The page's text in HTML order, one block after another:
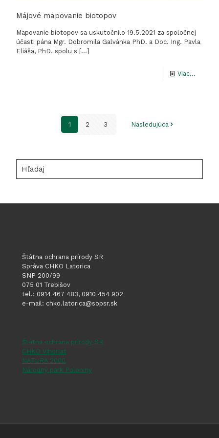
Májové mapovanie biotopov
Mapovanie biotopov sa uskutočnilo 19.5.2021 za spoločnej
účasti pána Mgr. Dobromila Galvánka PhD. a Doc. Ing. Pavla
Eliáša, PhD. spolu s […]
Viac...
1
2 3 Nasledujúca
Štátna ochrana prírody SR
Správa CHKO Latorica
SNP 200/99
075 01 Trebišov
tel.: 0914 467 483, 0910 454 902
e-mail: chko.latorica@sopsr.sk
Štátna ochrana prírody SR
CHKO Vihorlat
NATURA 2000
Národný park Poloniny